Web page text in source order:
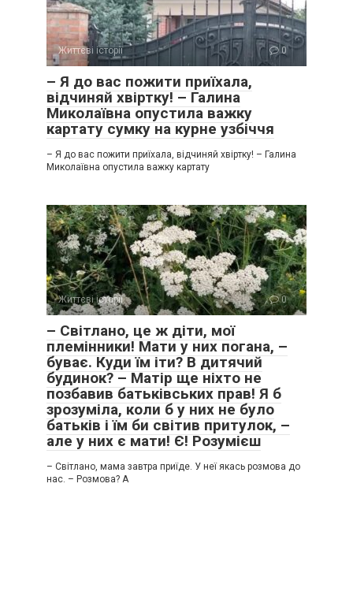
Життєві історії 0
– Я до вас пожити приїхала,
відчиняй хвіртку! – Галина
Миколаївна опустила важку
картату сумку на курне узбіччя
– Я до вас пожити приїхала, відчиняй хвіртку! – Галина
Миколаївна опустила важку картату
Життєві історії 0
– Світлано, це ж діти, мої
племінники! Мати у них погана, –
буває. Куди їм іти? В дитячий
будинок? – Матір ще ніхто не
позбавив батьківських прав! Я б
зрозуміла, коли б у них не було
батьків і їм би світив притулок, –
але у них є мати! Є! Розумієш
– Світлано, мама завтра приїде. У неї якась розмова до
нас. – Розмова? А